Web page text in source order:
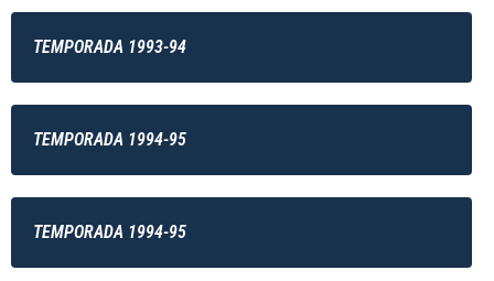
TEMPORADA 1993-94
TEMPORADA 1994-95
TEMPORADA 1994-95